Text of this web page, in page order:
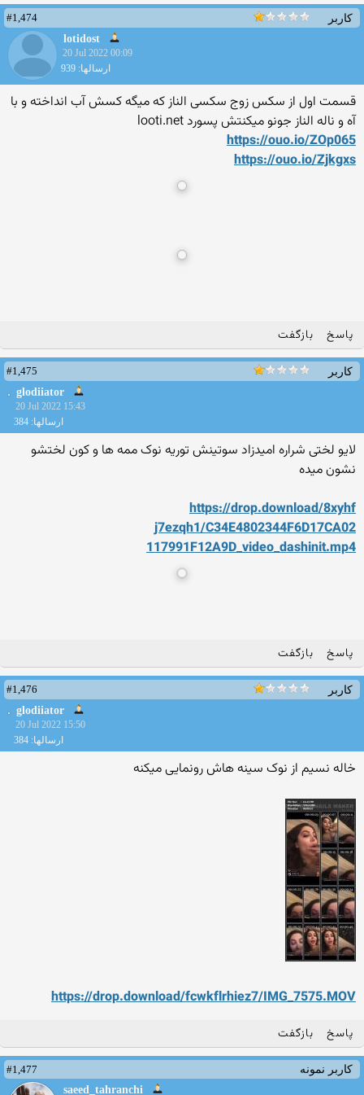
کاربر
#1,474
lotidost
20 Jul 2022 00:09
ارسالها: 939
قسمت اول از سکس زوج سکسی الناز که میگه کسش آب انداخته و با
آه و ناله الناز جونو میکنتش پسورد looti.net
https://ouo.io/ZOp065
https://ouo.io/Zjkgxs
پاسخ بازگفت
کاربر
#1,475
glodiiator
20 Jul 2022 15:43
ارسالها: 384
لایو لختی شراره امیدزاد سوتینش توریه نوک ممه ها و کون لختشو
نشون میده
https://drop.download/8xyhf
j7ezqh1/C34E4802344F6D17CA02
117991F12A9D_video_dashinit.mp4
پاسخ بازگفت
کاربر
#1,476
glodiiator
20 Jul 2022 15:50
ارسالها: 384
خاله نسیم از نوک سینه هاش رونمایی میکنه
https://drop.download/fcwkflrhiez7/IMG_7575.MOV
پاسخ بازگفت
کاربر نمونه
#1,477
saeed_tahranchi